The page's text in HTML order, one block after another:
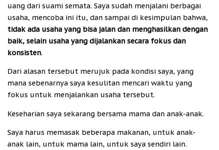
uang dari suami semata. Saya sudah menjalani berbagai
usaha, mencoba ini itu, dan sampai di kesimpulan bahwa,
tidak ada usaha yang bisa jalan dan menghasilkan dengan
baik, selain usaha yang dijalankan secara fokus dan
konsisten.
Dari alasan tersebut merujuk pada kondisi saya, yang
mana sebenarnya saya kesulitan mencari waktu yang
fokus untuk menjalankan usaha tersebut.
Keseharian saya sekarang bersama mama dan anak-anak.
Saya harus memasak beberapa makanan, untuk anak-
anak lain, untuk mama lain, untuk saya sendiri lain.